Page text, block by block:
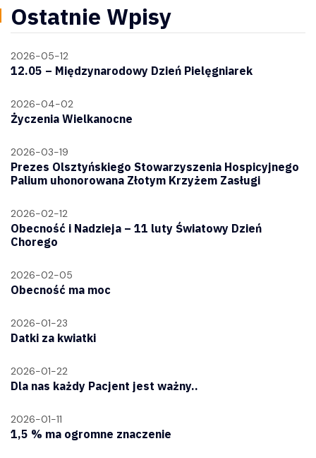
Ostatnie Wpisy
2026-05-12
12.05 – Międzynarodowy Dzień Pielęgniarek
2026-04-02
Życzenia Wielkanocne
2026-03-19
Prezes Olsztyńskiego Stowarzyszenia Hospicyjnego
Palium uhonorowana Złotym Krzyżem Zasługi
2026-02-12
Obecność i Nadzieja – 11 luty Światowy Dzień
Chorego
2026-02-05
Obecność ma moc
2026-01-23
Datki za kwiatki
2026-01-22
Dla nas każdy Pacjent jest ważny..
2026-01-11
1,5 % ma ogromne znaczenie